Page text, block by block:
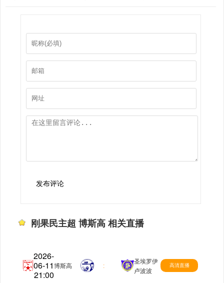
发布评论
刚果民主超 博斯高 相关直播
2026-
06-11
21:00
刚果民主超
博斯高 :
圣埃罗伊
卢波波
高清直播